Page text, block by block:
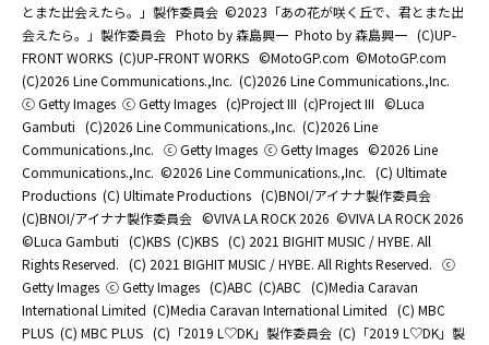
とまた出会えたら。」製作委員会 ©2023「あの花が咲く丘で、君とまた出
会えたら。」製作委員会 Photo by 森島興一 Photo by 森島興一 (C)UP-
FRONT WORKS (C)UP-FRONT WORKS ©MotoGP.com ©MotoGP.com
(C)2026 Line Communications.,Inc. (C)2026 Line Communications.,Inc.
ⓒ Getty Images ⓒ Getty Images (c)Project III (c)Project III ©Luca
Gambuti (C)2026 Line Communications.,Inc. (C)2026 Line
Communications.,Inc. ⓒ Getty Images ⓒ Getty Images ©2026 Line
Communications.,Inc. ©2026 Line Communications.,Inc. (C) Ultimate
Productions (C) Ultimate Productions (C)BNOI/アイナナ製作委員会
(C)BNOI/アイナナ製作委員会 ©️VIVA LA ROCK 2026 ©️VIVA LA ROCK 2026
©Luca Gambuti (C)KBS (C)KBS (C) 2021 BIGHIT MUSIC / HYBE. All
Rights Reserved. (C) 2021 BIGHIT MUSIC / HYBE. All Rights Reserved. ⓒ
Getty Images ⓒ Getty Images (C)ABC (C)ABC (C)Media Caravan
International Limited (C)Media Caravan International Limited (C) MBC
PLUS (C) MBC PLUS (C)「2019 L♡DK」製作委員会 (C)「2019 L♡DK」製